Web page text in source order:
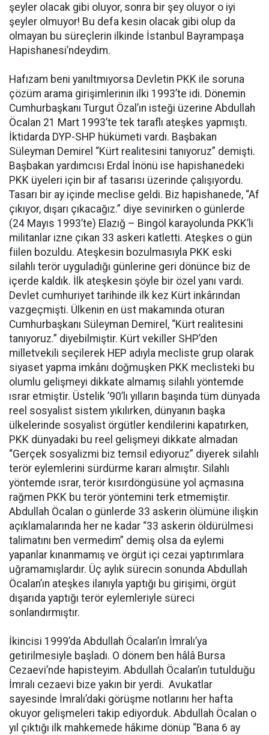
şeyler olacak gibi oluyor, sonra bir şey oluyor o iyi
şeyler olmuyor! Bu defa kesin olacak gibi olup da
olmayan bu süreçlerin ilkinde İstanbul Bayrampaşa
Hapishanesi’ndeydim.
Hafızam beni yanıltmıyorsa Devletin PKK ile soruna
çözüm arama girişimlerinin ilki 1993’te idi. Dönemin
Cumhurbaşkanı Turgut Özal’ın isteği üzerine Abdullah
Öcalan 21 Mart 1993’te tek taraflı ateşkes yapmıştı.
İktidarda DYP-SHP hükümeti vardı. Başbakan
Süleyman Demirel “Kürt realitesini tanıyoruz” demişti.
Başbakan yardımcısı Erdal İnönü ise hapishanedeki
PKK üyeleri için bir af tasarısı üzerinde çalışıyordu.
Tasarı bir ay içinde meclise geldi. Biz hapishanede, “Af
çıkıyor, dışarı çıkacağız.” diye sevinirken o günlerde
(24 Mayıs 1993’te) Elazığ – Bingöl karayolunda PKK’li
militanlar izne çıkan 33 askeri katletti. Ateşkes o gün
fiilen bozuldu. Ateşkesin bozulmasıyla PKK eski
silahlı terör uyguladığı günlerine geri dönünce biz de
içerde kaldık. İlk ateşkesin şöyle bir özel yanı vardı.
Devlet cumhuriyet tarihinde ilk kez Kürt inkârından
vazgeçmişti. Ülkenin en üst makamında oturan
Cumhurbaşkanı Süleyman Demirel, “Kürt realitesini
tanıyoruz.” diyebilmiştir. Kürt vekiller SHP’den
milletvekili seçilerek HEP adıyla mecliste grup olarak
siyaset yapma imkânı doğmuşken PKK meclisteki bu
olumlu gelişmeyi dikkate almamış silahlı yöntemde
ısrar etmiştir. Üstelik ’90’lı yılların başında tüm dünyada
reel sosyalist sistem yıkılırken, dünyanın başka
ülkelerinde sosyalist örgütler kendilerini kapatırken,
PKK dünyadaki bu reel gelişmeyi dikkate almadan
“Gerçek sosyalizmi biz temsil ediyoruz” diyerek silahlı
terör eylemlerini sürdürme kararı almıştır. Silahlı
yöntemde ısrar, terör kısırdöngüsüne yol açmasına
rağmen PKK bu terör yöntemini terk etmemiştir.
Abdullah Öcalan o günlerde 33 askerin ölümüne ilişkin
açıklamalarında her ne kadar “33 askerin öldürülmesi
talimatını ben vermedim” demiş olsa da eylemi
yapanlar kınanmamış ve örgüt içi cezai yaptırımlara
uğramamışlardır. Üç aylık sürecin sonunda Abdullah
Öcalan’ın ateşkes ilanıyla yaptığı bu girişimi, örgüt
dışarıda yaptığı terör eylemleriyle süreci
sonlandırmıştır.
İkincisi 1999’da Abdullah Öcalan’ın İmralı’ya
getirilmesiyle başladı. O dönem ben hâlâ Bursa
Cezaevi’nde hapisteyim. Abdullah Öcalan’ın tutulduğu
İmralı cezaevi bize yakın bir yerdi. Avukatlar
sayesinde İmralı’daki görüşme notlarını her hafta
okuyor gelişmeleri takip ediyorduk. Abdullah Öcalan o
yıl çıktığı ilk mahkemede hâkime dönüp “Bana 6 ay